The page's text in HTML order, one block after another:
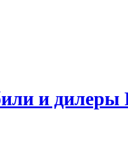
и дилеры